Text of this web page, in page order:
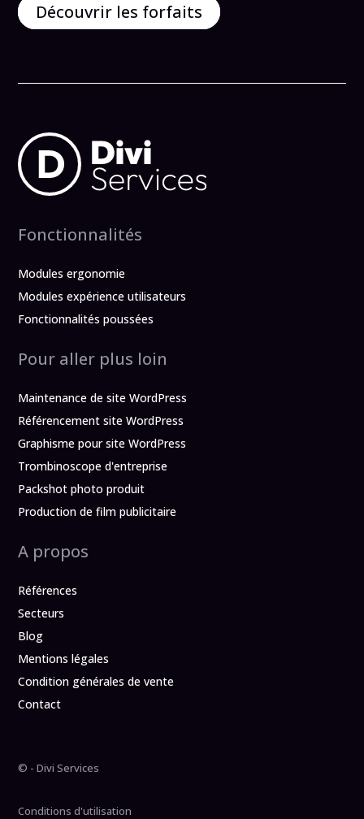
Découvrir les forfaits
Fonctionnalités
Modules ergonomie
Modules expérience utilisateurs
Fonctionnalités poussées
Pour aller plus loin
Maintenance de site WordPress
Référencement site WordPress
Graphisme pour site WordPress
Trombinoscope d'entreprise
Packshot photo produit
Production de film publicitaire
A propos
Références
Secteurs
Blog
Mentions légales
Condition générales de vente
Contact
© - Divi Services
Conditions d'utilisation